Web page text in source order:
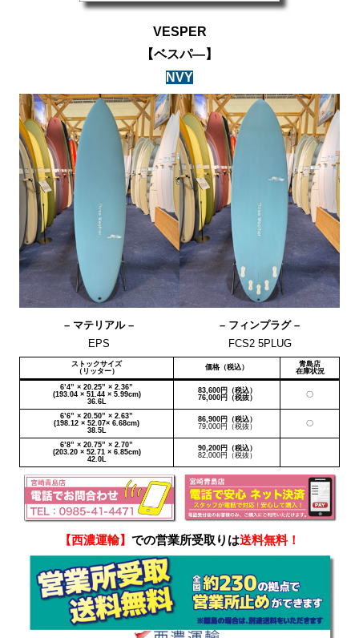
VESPER
【ベスパ―】
NVY
– マテリアル –
EPS
– フィンプラグ –
FCS2 5PLUG
ストックサイズ
（リッター）
価格（税込）
青島店
在庫状況
6’4” × 20.25” × 2.36”
(193.04 × 51.44 × 5.99cm)
36.6L
83,600円（税込）
76,000円（税抜）
〇
6’6” × 20.50” × 2.63”
(198.12 × 52.07× 6.68cm)
38.5L
86,900円（税込）
79,000円（税抜）
〇
6’8” × 20.75” × 2.70”
(203.20 × 52.71 × 6.85cm)
42.0L
90,200円（税込）
82,000円（税抜）
【西濃運輸】 での営業所受取りは送料無料！